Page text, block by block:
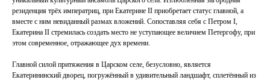
резиденция трёх императриц, при Екатерине II приобретает статус главной, а
вместе с ним невиданный размах вложений. Сопоставляя себя с Петром I,
Екатерина II стремилась создать место не уступающее величием Петергофу, при
этом современное, отражающее дух времени.
Главной силой притяжения в Царском селе, безусловно, является
Екатерининский дворец, погружённый в удивительный ландшафт, сплетённый из